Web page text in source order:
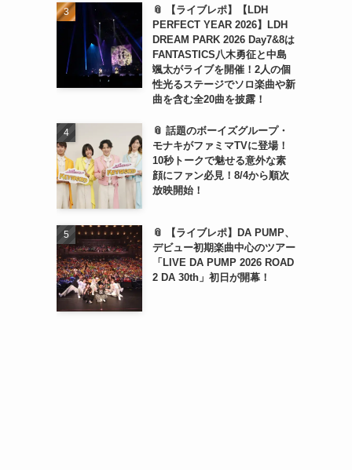
📎 【ライブレポ】【LDH
PERFECT YEAR 2026】LDH
DREAM PARK 2026 Day7&8は
FANTASTICS八木勇征と中島
颯太がライブを開催！2人の個
性光るステージでソロ楽曲や新
曲を含む全20曲を披露！
📎 話題のボーイズグループ・
モナキがファミマTVに登場！
10秒トークで魅せる意外な素
顔にファン必見！8/4から順次
放映開始！
📎 【ライブレポ】DA PUMP、
デビュー初期楽曲中心のツアー
「LIVE DA PUMP 2026 ROAD
2 DA 30th」初日が開幕！